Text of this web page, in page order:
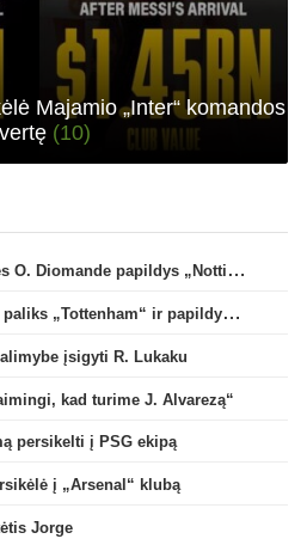
Majamio „Inter“ komandos
vertę (10)
„Sporting“ klube atsiskleidęs O. Diomande papildys „Nottingham“ gretas
M. Solomonas po trijų metų paliks „Tottenham“ ir papildys „West Ham“ klubą
įsigyti R. Lukaku
kad turime J. Alvarezą“
persikelti į PSG ekipą
į „Arsenal“ klubą
Jorge